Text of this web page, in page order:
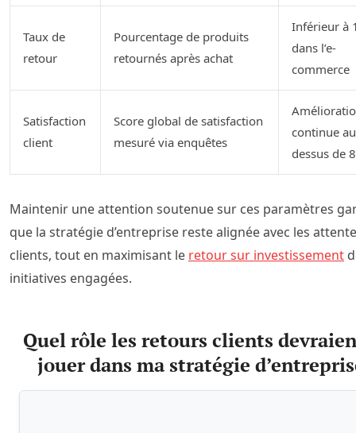
Taux de
retour
Pourcentage de produits
retournés après achat
Inférieur à
dans l’e-
commerce
Satisfaction
client
Score global de satisfaction
mesuré via enquêtes
continue
dessus de
Maintenir une attention soutenue sur ces paramètres
que la stratégie d’entreprise reste alignée avec les
clients, tout en maximisant le retour sur investissement
initiatives engagées.
Quel rôle les retours clients
jouer dans ma stratégie